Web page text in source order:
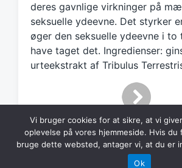
d
w
h
deres gavnlige virkninger på
seksuelle ydeevne. Det styrker
øger den seksuelle ydeevne i to
have taget det. Ingredienser:
urteekstrakt af Tribulus
Vi bruger cookies for at sikre, at vi
oplevelse på vores hjemmeside. Hvis
bruge dette websted, antager vi, at du er
Ok